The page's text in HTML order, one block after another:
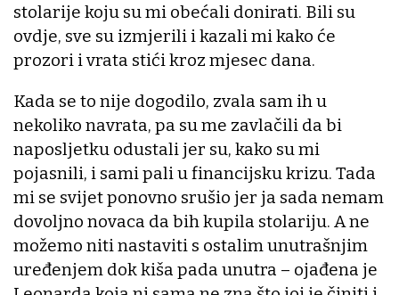
stolarije koju su mi obećali donirati. Bili su
ovdje, sve su izmjerili i kazali mi kako će
prozori i vrata stići kroz mjesec dana.
Kada se to nije dogodilo, zvala sam ih u
nekoliko navrata, pa su me zavlačili da bi
naposljetku odustali jer su, kako su mi
pojasnili, i sami pali u financijsku krizu. Tada
mi se svijet ponovno srušio jer ja sada nemam
dovoljno novaca da bih kupila stolariju. A ne
možemo niti nastaviti s ostalim unutrašnjim
uređenjem dok kiša pada unutra – ojađena je